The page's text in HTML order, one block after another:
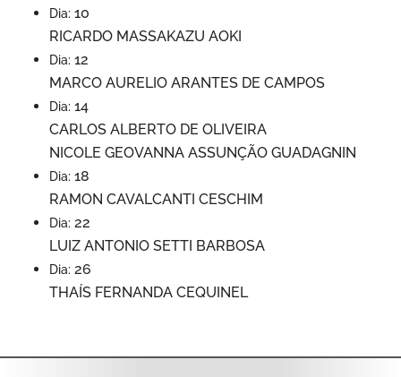
Dia: 10
RICARDO MASSAKAZU AOKI
Dia: 12
MARCO AURELIO ARANTES DE CAMPOS
Dia: 14
CARLOS ALBERTO DE OLIVEIRA
NICOLE GEOVANNA ASSUNÇÃO GUADAGNIN
Dia: 18
RAMON CAVALCANTI CESCHIM
Dia: 22
LUIZ ANTONIO SETTI BARBOSA
Dia: 26
THAÍS FERNANDA CEQUINEL